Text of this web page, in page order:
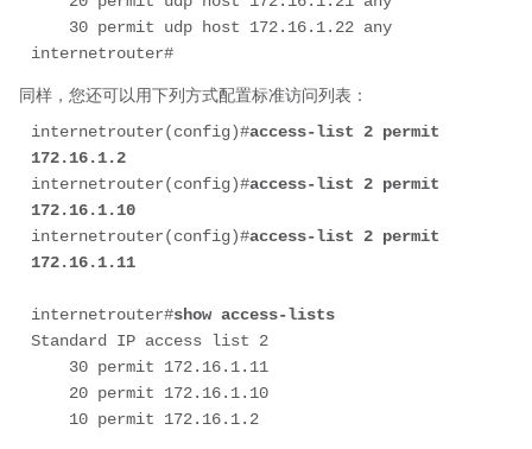
internetrouter#
同样，您还可以用下列方式配置标准访问列表：
internetrouter(config)#access-list 2 permit
172.16.1.2
internetrouter(config)#access-list 2 permit
172.16.1.10
internetrouter(config)#access-list 2 permit
172.16.1.11
internetrouter#show access-lists
Standard IP access list 2